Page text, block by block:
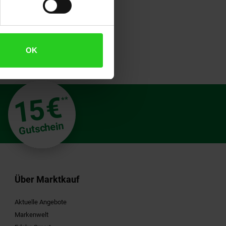
OK
15€**
Gutschein
Über Marktkauf
Aktuelle Angebote
Markenwelt